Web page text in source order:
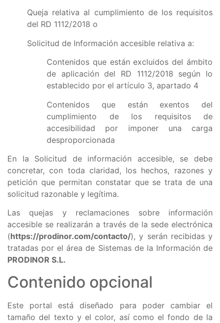
Queja relativa al cumplimiento de los requisitos
del RD 1112/2018 o
Solicitud de Información accesible relativa a:
Contenidos que están excluidos del ámbito
de aplicación del RD 1112/2018 según lo
establecido por el artículo 3, apartado 4
Contenidos que están exentos del
cumplimiento de los requisitos de
accesibilidad por imponer una carga
desproporcionada
En la Solicitud de información accesible, se debe
concretar, con toda claridad, los hechos, razones y
petición que permitan constatar que se trata de una
solicitud razonable y legítima.
Las quejas y reclamaciones sobre información
accesible se realizarán a través de la sede electrónica
(https://prodinor.com/contacto/), y serán recibidas y
tratadas por el área de Sistemas de la Información de
PRODINOR S.L.
Contenido opcional
Este portal está diseñado para poder cambiar el
tamaño del texto y el color, así como el fondo de la